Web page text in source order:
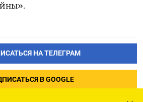
НА ТЕЛЕГРАМ
В GOOGLE